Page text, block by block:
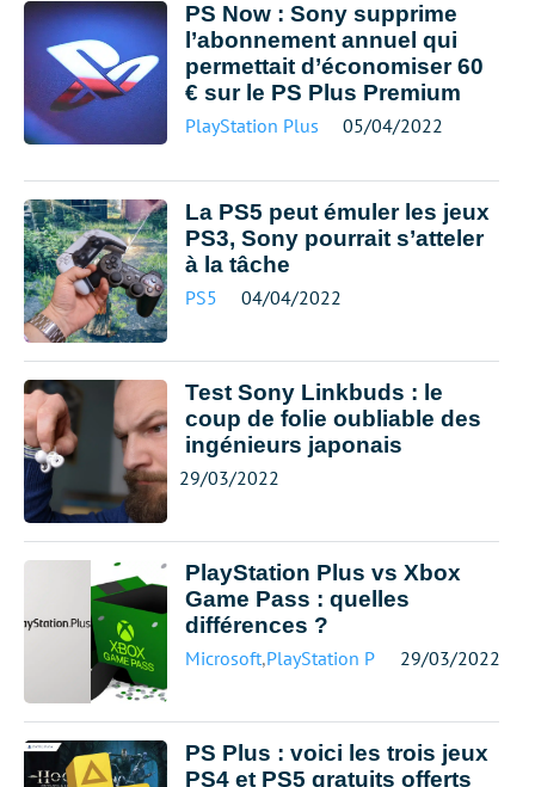
PS Now : Sony supprime
l’abonnement annuel qui
permettait d’économiser 60
€ sur le PS Plus Premium
PlayStation Plus 05/04/2022
La PS5 peut émuler les jeux
PS3, Sony pourrait s’atteler
à la tâche
PS5 04/04/2022
Test Sony Linkbuds : le
coup de folie oubliable des
ingénieurs japonais
29/03/2022
PlayStation Plus vs Xbox
Game Pass : quelles
différences ?
Microsoft,PlayStation Plus 29/03/2022
PS Plus : voici les trois jeux
PS4 et PS5 gratuits offerts